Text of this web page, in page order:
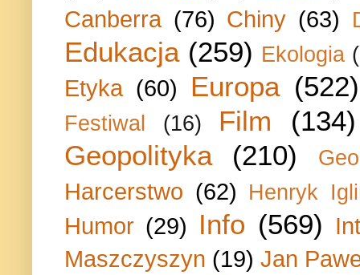
Canberra (76) Chiny (63)
Edukacja (259) Ekologia
Etyka (60) Europa (522)
Festiwal (16) Film
(134)
Geopolityka
(210)
Harcerstwo (62) Henryk
Humor (29) Info (569)
Maszczyszyn (19) Jan